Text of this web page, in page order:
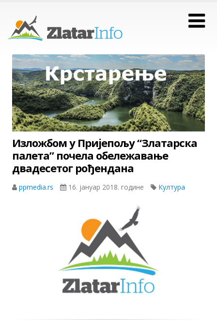
Изложбом у Пријепољу “Златарска
палета” почела обележавање
двадесетог рођендана
ppmedia.rs 16. јануар 2018. године Култура